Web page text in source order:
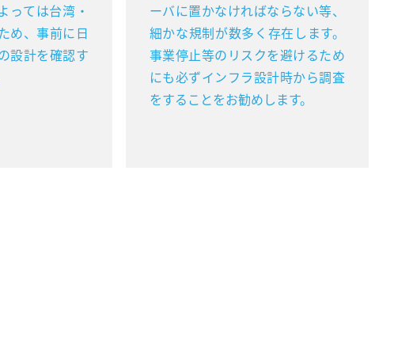
っては台湾・
め、事前に日
設計を確認す
ーバに置かなければならない等、
細かな規制が数多く存在します。
事業停止等のリスクを避けるため
にも必ずインフラ設計時から調査
をすることをお勧めします。